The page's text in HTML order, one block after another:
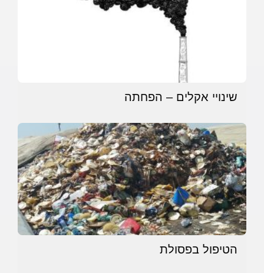
שינויי אקלים – הפחתה
הטיפול בפסולת